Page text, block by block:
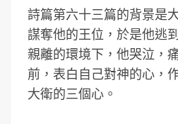
詩篇第六十三篇的背景是
謀奪他的王位，於是他逃
親離的環境下，他哭泣，
前，表白自己對神的心，
大衛的三個心。